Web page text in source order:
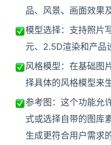
品、风景、画面效果
模型选择： 支持照片
元、2.5D渲染和产品
风格模型： 在基础图
择具体的风格模型来
参考图： 这个功能允
式或选择自带的图库
生成更符合用户需求